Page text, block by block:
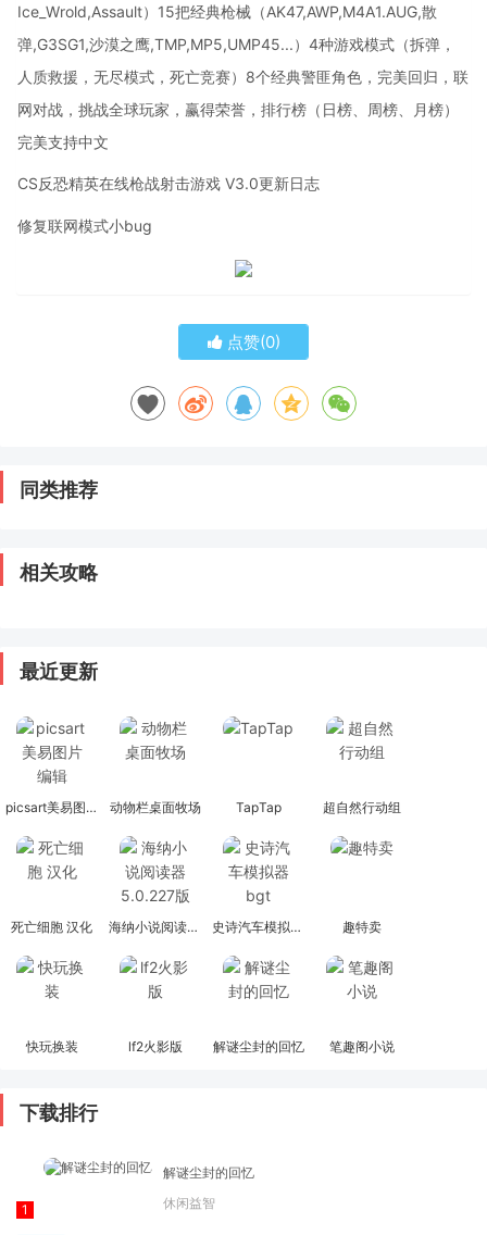
Ice_Wrold,Assault）15把经典枪械（AK47,AWP,M4A1.AUG,散
弹,G3SG1,沙漠之鹰,TMP,MP5,UMP45...）4种游戏模式（拆弹，
人质救援，无尽模式，死亡竞赛）8个经典警匪角色，完美回归，联
网对战，挑战全球玩家，赢得荣誉，排行榜（日榜、周榜、月榜）
完美支持中文
CS反恐精英在线枪战射击游戏 V3.0更新日志
修复联网模式小bug
点赞(0)
同类推荐
相关攻略
最近更新
picsart美易图片编辑 动物栏桌面牧场 TapTap 超自然行动组
死亡细胞 汉化 海纳小说阅读器 5.0.227版 史诗汽车模拟器bgt 趣特卖
快玩换装 lf2火影版 解谜尘封的回忆 笔趣阁小说
下载排行
解谜尘封的回忆
休闲益智